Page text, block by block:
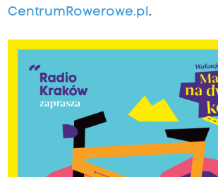
CentrumRowerowe.pl .